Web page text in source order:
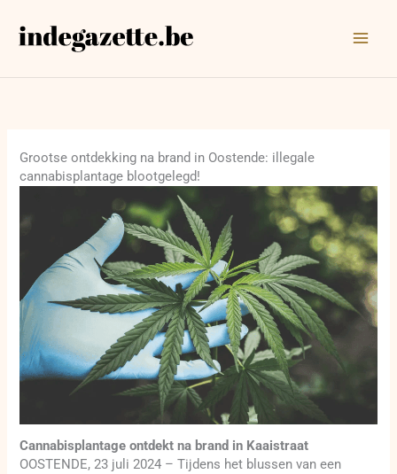
naar
Grootse ontdekking na brand in Oostende: illegale
cannabisplantage blootgelegd!
Cannabisplantage ontdekt na brand in Kaaistraat
OOSTENDE, 23 juli 2024 – Tijdens het blussen van een